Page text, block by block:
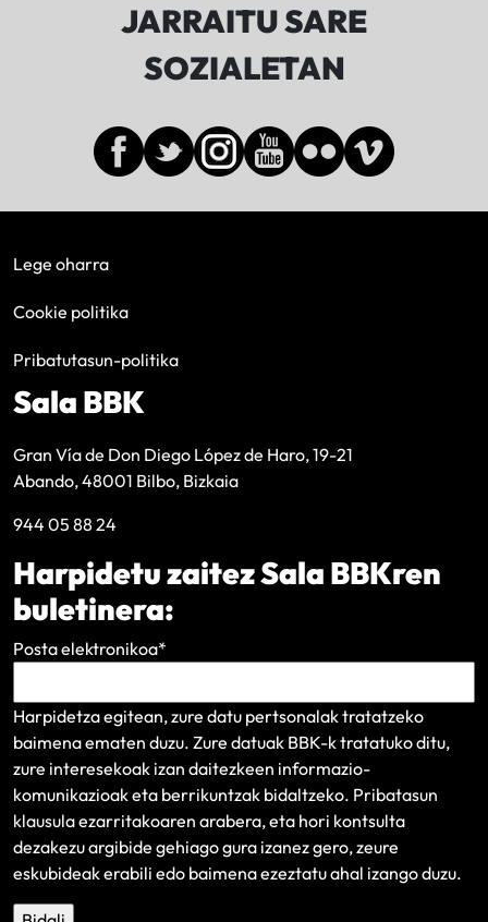
JARRAITU SARE
SOZIALETAN
Lege oharra
Cookie politika
Pribatutasun-politika
Sala BBK
Gran Vía de Don Diego López de Haro, 19-21
Abando, 48001 Bilbo, Bizkaia
944 05 88 24
Harpidetu zaitez Sala BBKren
buletinera:
Posta elektronikoa*
Harpidetza egitean, zure datu pertsonalak tratatzeko
baimena ematen duzu. Zure datuak BBK-k tratatuko ditu,
zure interesekoak izan daitezkeen informazio-
komunikazioak eta berrikuntzak bidaltzeko. Pribatasun
klausulaezarritakoaren arabera, eta hori kontsulta
dezakezu argibide gehiago gura izanez gero, zeure
eskubideak erabili edo baimena ezeztatu ahal izango duzu.